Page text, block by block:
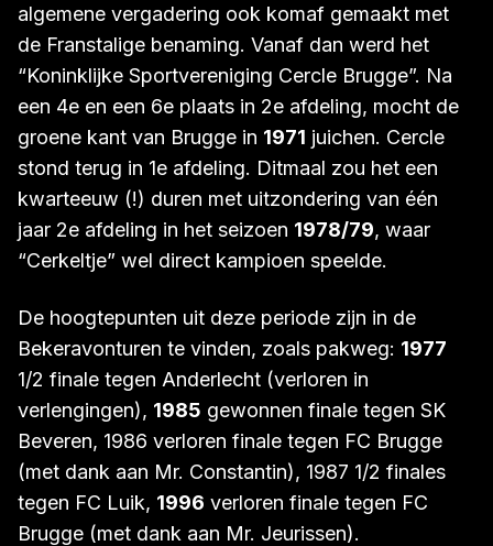
algemene vergadering ook komaf gemaakt met
de Franstalige benaming. Vanaf dan werd het
“Koninklijke Sportvereniging Cercle Brugge”. Na
een 4e en een 6e plaats in 2e afdeling, mocht de
groene kant van Brugge in 1971 juichen. Cercle
stond terug in 1e afdeling. Ditmaal zou het een
kwarteeuw (!) duren met uitzondering van één
jaar 2e afdeling in het seizoen 1978/79, waar
“Cerkeltje” wel direct kampioen speelde.
De hoogtepunten uit deze periode zijn in de
Bekeravonturen te vinden, zoals pakweg: 1977
1/2 finale tegen Anderlecht (verloren in
verlengingen), 1985 gewonnen finale tegen SK
Beveren, 1986 verloren finale tegen FC Brugge
(met dank aan Mr. Constantin), 1987 1/2 finales
tegen FC Luik, 1996 verloren finale tegen FC
Brugge (met dank aan Mr. Jeurissen).